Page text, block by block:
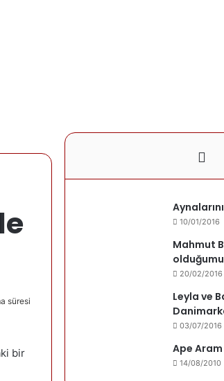
süresi
bir
10/01/2016
Mahmut
20/02/2016
Leyla ve
03/07/2016
Ape Aram
14/08/2010